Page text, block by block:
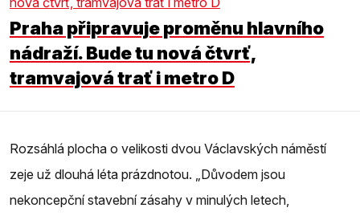
Praha připravuje proměnu hlavního
nádraží. Bude tu nová čtvrť,
tramvajová trať i metro D
Rozsáhlá plocha o velikosti dvou Václavských náměstí
zeje už dlouhá léta prázdnotou. „Důvodem jsou
nekoncepční stavební zásahy v minulých letech,